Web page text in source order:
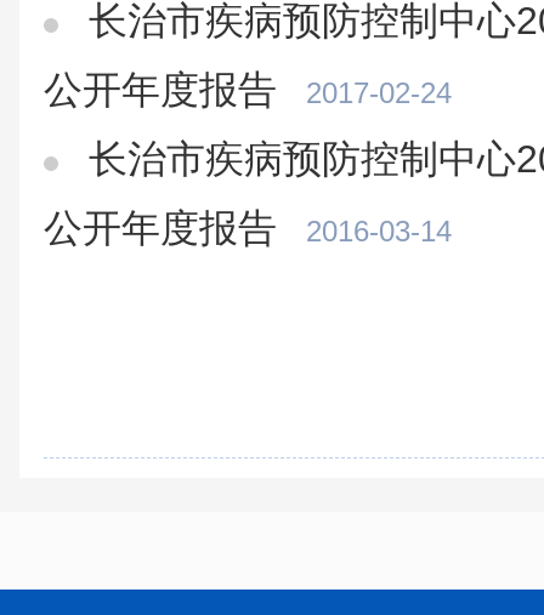
长治市疾病预防控制中心
公开年度报告
2017-02-24
长治市疾病预防控制中心
公开年度报告
2016-03-14